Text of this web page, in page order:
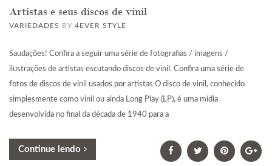
Artistas e seus discos de vinil
VARIEDADES BY 4EVER STYLE
Saudações! Confira a seguir uma série de fotografias / imagens /
ilustrações de artistas escutando discos de vinil. Confira uma série de
fotos de discos de vinil usados por artistas O disco de vinil, conhecido
simplesmente como vinil ou ainda Long Play (LP), é uma mídia
desenvolvida no final da década de 1940 para a
Continue lendo